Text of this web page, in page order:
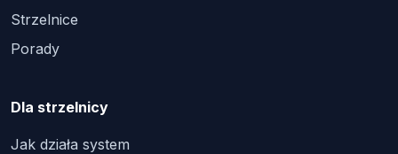
Strzelnice
Porady
Dla strzelnicy
Jak działa system